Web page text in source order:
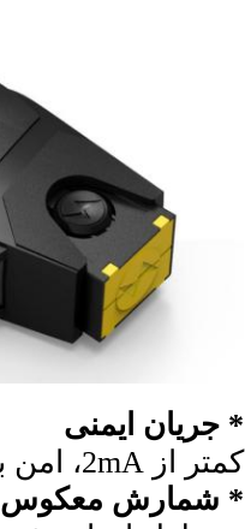
* جریان ایمنی
کمتر از 2mA، امن برای بدن انسان، مطابق با استاندارد بین المللی.
* شمارش معکوس 5S